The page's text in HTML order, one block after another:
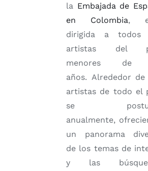
la Embajada de
en Colombia,
dirigida a todos
artistas del
menores de
años. Alrededor de
artistas de todo el
se
anualmente,
un panorama
de los temas de
y las